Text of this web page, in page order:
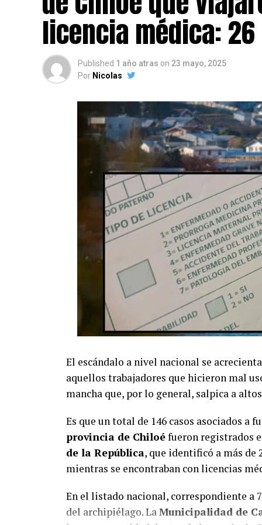
licencia médica:
Published 1 año atras on 23 mayo, 2025
Por Nicolas
El escándalo a nivel nacional se
aquellos trabajadores que hicieron mal
mancha que, por lo general, salpica a
Es que un total de 146 casos asociados
provincia de Chiloéfueron registrados
de la República, que identificó a más de
mientras se encontraban con licencias
En el listado nacional, correspondiente a
del archipiélago. LaMunicipalidad de